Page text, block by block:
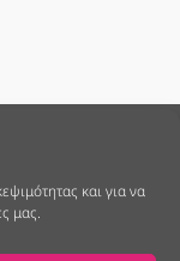
και για να
μας.